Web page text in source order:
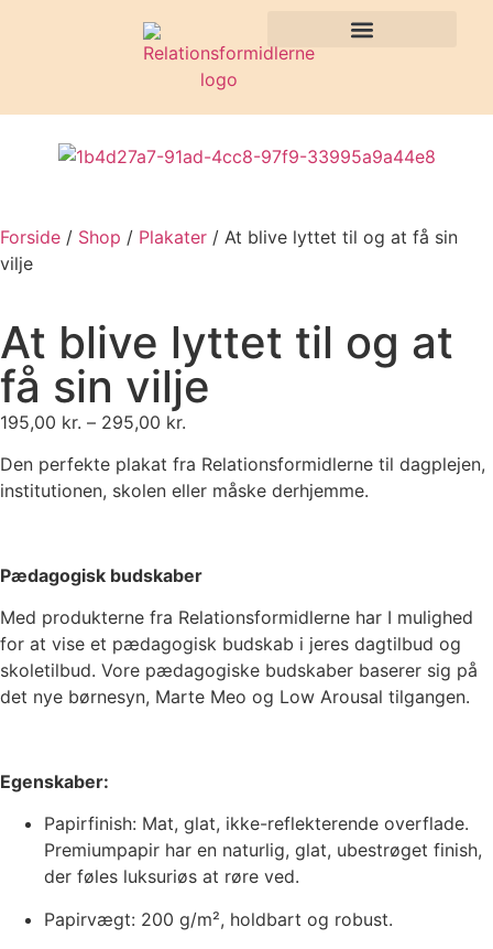
Forside / Shop / Plakater / At blive lyttet til og at få sin
vilje
At blive lyttet til og at
få sin vilje
195,00 kr. – 295,00 kr.
Den perfekte plakat fra Relationsformidlerne til dagplejen,
institutionen, skolen eller måske derhjemme.
Pædagogisk budskaber
Med produkterne fra Relationsformidlerne har I mulighed
for at vise et pædagogisk budskab i jeres dagtilbud og
skoletilbud. Vore pædagogiske budskaber baserer sig på
det nye børnesyn, Marte Meo og Low Arousal tilgangen.
Egenskaber:
Papirfinish: Mat, glat, ikke-reflekterende overflade.
Premiumpapir har en naturlig, glat, ubestrøget finish,
der føles luksuriøs at røre ved.
Papirvægt: 200 g/m², holdbart og robust.